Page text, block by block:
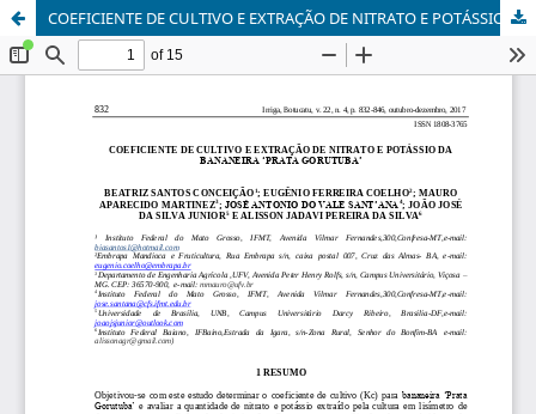
COEFICIENTE DE CULTIVO E EXTRAÇÃO DE NITRATO E POTÁSSIO DA BANANEIRA ‘PRATA GORUTUBA’